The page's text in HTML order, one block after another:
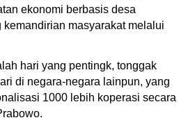
ekonomi berbasis desa
masyarakat melalui
hari yang pentingk, tonggak
di negara-negara lainpun, yang
1000 lebih koperasi secara